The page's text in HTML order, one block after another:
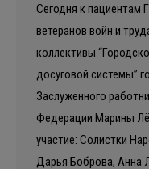
Сегодня к пациентам
ветеранов войн и
коллективы
досуговой системы”
Заслуженного
Федерации Марины
участие: Солистки
Дарья Боброва, Анна